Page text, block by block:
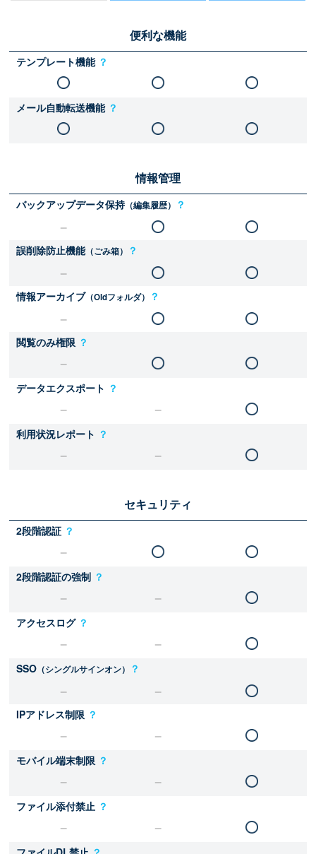
便利な機能
テンプレート機能 ？
メール自動転送機能 ？
情報管理
バックアップデータ保持（編集履歴） ？
誤削除防止機能（ごみ箱） ？
情報アーカイブ（Oldフォルダ） ？
閲覧のみ権限 ？
データエクスポート ？
利用状況レポート ？
セキュリティ
2段階認証 ？
2段階認証の強制 ？
アクセスログ ？
SSO （シングルサインオン） ？
IPアドレス制限 ？
モバイル端末制限 ？
ファイル添付禁止 ？